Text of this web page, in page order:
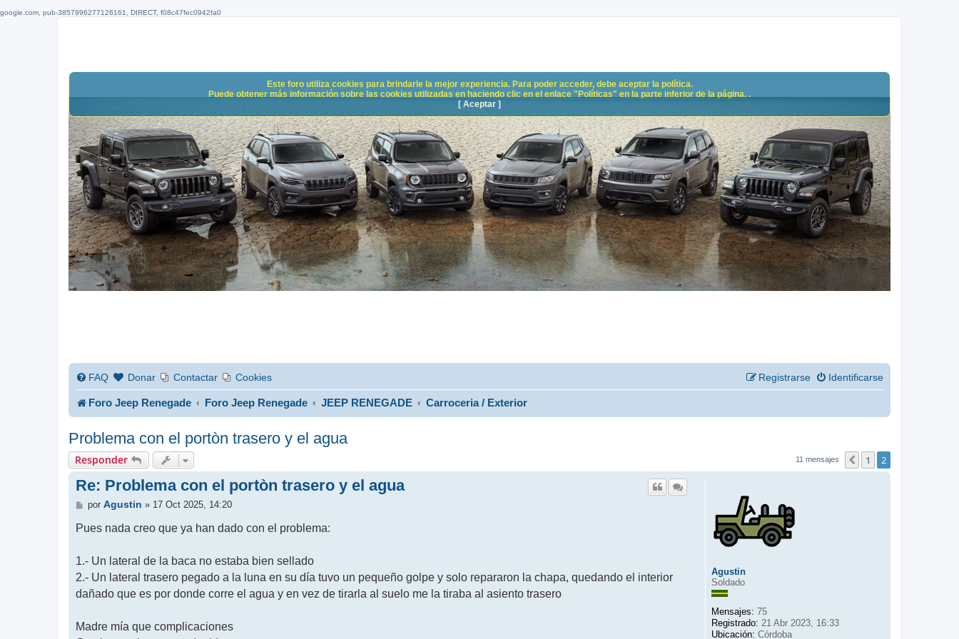
google.com, pub-3857996277126161, DIRECT, f08c47fec0942fa0
FAQ Donar Contactar Cookies Identificarse
Registrarse
Foro Jeep Renegade Foro Jeep Renegade JEEP RENEGADE Carroceria / Exterior
Problema con el portòn trasero y el agua
Responder 11 mensajes Anterior
1 2
Agustin
Soldado
Mensajes: 75
Registrado: 21 Abr 2023, 16:33
Ubicación: Córdoba
Re: Problema con el portòn trasero y el agua
M
n
e
por Agustin » 17 Oct 2025, 14:20
Pues nada creo que ya han dado con el problema:
1.- Un lateral de la baca no estaba bien sellado
2.- Un lateral trasero pegado a la luna en su día tuvo un pequeño golpe y solo repararon la chapa, quedando el interior
dañado que es por donde corre el agua y en vez de tirarla al suelo me la tiraba al asiento trasero
Madre mía que complicaciones
Este foro utiliza cookies para brindarle la mejor experiencia. Para poder acceder, debe aceptar la política.
Puede obtener más información sobre las cookies utilizadas en haciendo clic en el enlace "Políticas" en la parte inferior de la página. .
[ Aceptar ]